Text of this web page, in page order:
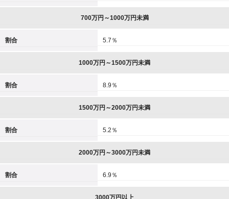
700万円～1000万円未満
割合 5.7％
1000万円～1500万円未満
割合 8.9％
1500万円～2000万円未満
割合 5.2％
2000万円～3000万円未満
割合 6.9％
3000万円以上